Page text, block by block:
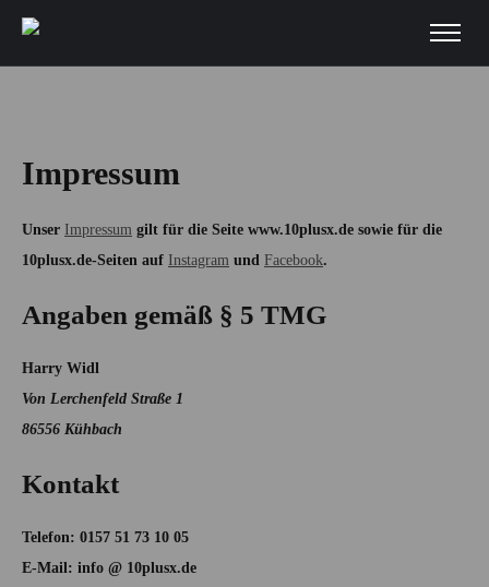
Impressum
Unser Impressum gilt für die Seite www.10plusx.de sowie für die
10plusx.de-Seiten auf Instagram und Facebook.
Angaben gemäß § 5 TMG
Harry Widl
Von Lerchenfeld Straße 1
86556 Kühbach
Kontakt
Telefon: 0157 51 73 10 05
E-Mail: info @ 10plusx.de